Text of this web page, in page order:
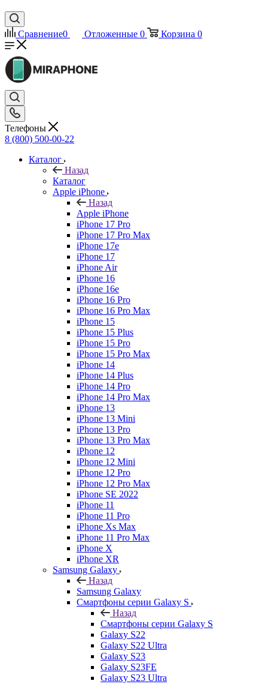
Сравнение0 Отложенные 0 Корзина 0
Телефоны
8 (800) 500-00-22
Каталог
Назад
Каталог
Apple iPhone
Назад
Apple iPhone
iPhone 17 Pro
iPhone 17 Pro Max
iPhone 17e
iPhone 17
iPhone Air
iPhone 16
iPhone 16e
iPhone 16 Pro
iPhone 16 Pro Max
iPhone 15
iPhone 15 Plus
iPhone 15 Pro
iPhone 15 Pro Max
iPhone 14
iPhone 14 Plus
iPhone 14 Pro
iPhone 14 Pro Max
iPhone 13
iPhone 13 Mini
iPhone 13 Pro
iPhone 13 Pro Max
iPhone 12
iPhone 12 Mini
iPhone 12 Pro
iPhone 12 Pro Max
iPhone SE 2022
iPhone 11
iPhone 11 Pro
iPhone Xs Max
iPhone 11 Pro Max
iPhone X
iPhone XR
Samsung Galaxy
Назад
Samsung Galaxy
Смартфоны серии Galaxy S
Назад
Смартфоны серии Galaxy S
Galaxy S22
Galaxy S22 Ultra
Galaxy S23
Galaxy S23FE
Galaxy S23 Ultra